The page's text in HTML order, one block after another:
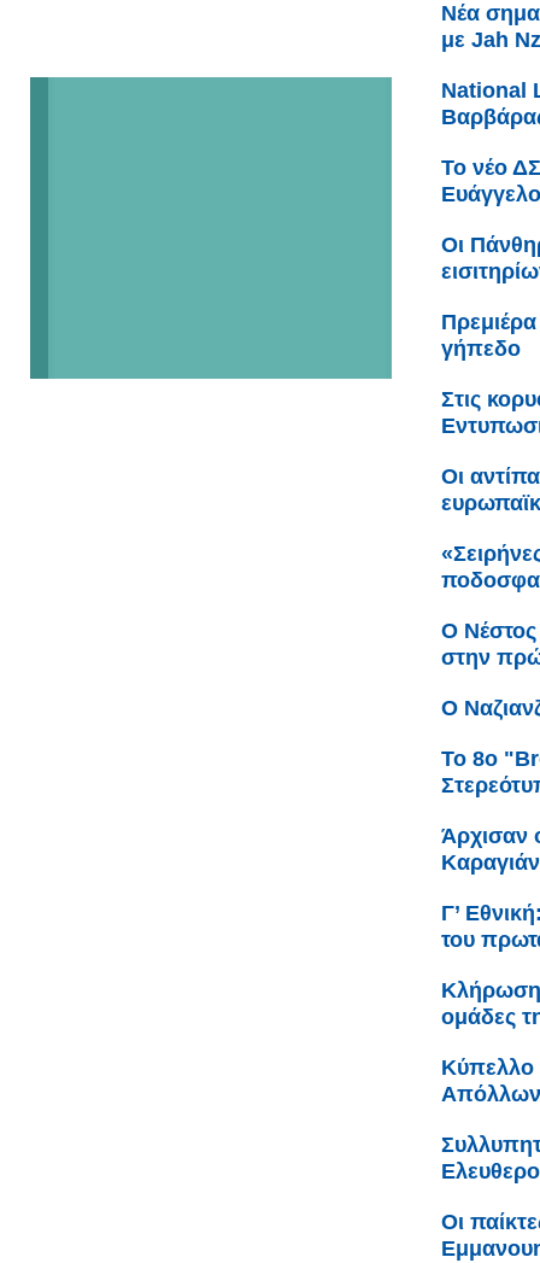
Νέα
με Jah
Νational
Το νέο
Οι
γήπεδο
Στις
Οι
Ο Νέστος
στην
Ο
Το 8ο
Άρχισαν
Γ’
του
Κλήρωση
ομάδες
Κύπελλο
Οι